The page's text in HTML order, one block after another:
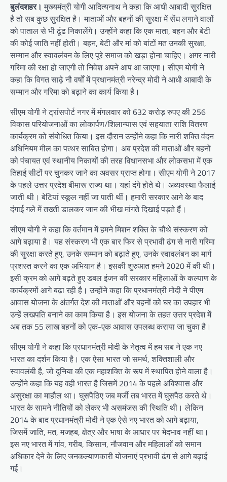
बुलंदशहर। मुख्यमंत्री योगी आदित्यनाथ ने कहा कि आधी आबादी सुरक्षित
है तो सब कुछ सुरक्षित है। माताओं और बहनों की सुरक्षा में सेंध लगाने वालों
को पाताल से भी ढूंढ निकालेंगे। उन्होंने कहा कि एक माता, बहन और बेटी
की कोई जाति नहीं होती। बहन, बेटी और मां को बांटों मत उनकी सुरक्षा,
सम्मान और स्वावलंबन के लिए पूरे समाज को खड़ा होना चाहिए। अगर नारी
गरिमा की रक्षा हो जाएगी तो निवेश अपने आप आ जाएगा। सीएम योगी ने
कहा कि विगत साढ़े नौ वर्षों में प्रधानमंत्री नरेन्द्र मोदी ने आधी आबादी के
सम्मान और गरिमा को बढ़ाने का कार्य किया है।
सीएम योगी ने ट्रांसपोर्ट नगर में मंगलवार को 632 करोड़ रुपए की 256
विकास परियोजनाओं का लोकार्पण/शिलान्यास एवं सहयाता राशि वितरण
कार्यक्रम को संबोधित किया। इस दौरान उन्होंने कहा कि नारी शक्ति वंदन
अधिनियम मील का पत्थर साबित होगा। अब प्रदेश की माताओं और बहनों
को पंचायत एवं स्थानीय निकायों की तरह विधानसभा और लोकसभा में एक
तिहाई सीटों पर चुनकर जाने का अवसर प्राप्त होगा। सीएम योगी ने 2017
के पहले उत्तर प्रदेश बीमारू राज्य था। यहां दंगे होते थे। अव्यवस्था फैलाई
जाती थी। बेटियां स्कूल नहीं जा पाती थीं। हमारी सरकार आने के बाद
दंगाई गले में तख्ती डालकर जान की भीख मांगते दिखाई पड़ते हैं।
सीएम योगी ने कहा कि वर्तमान में हमने मिशन शक्ति के चौथे संस्करण को
आगे बढ़ाया है। यह संस्करण भी एक बार फिर से प्रभावी ढंग से नारी गरिमा
की सुरक्षा करते हुए, उनके सम्मान को बढ़ाते हुए, उनके स्वावलंबन का मार्ग
प्रशस्त करने का एक अभियान है। इसकी शुरुआत हमने 2020 में की थी।
इसी क्रम को आगे बढ़ते हुए डबल इंजन की सरकार महिलाओं के कल्याण के
कार्यक्रमों आगे बढ़ा रही है। उन्होंने कहा कि प्रधानमंत्री मोदी ने पीएम
आवास योजना के अंतर्गत देश की माताओं और बहनों को घर का उपहार भी
उन्हें लखपति बनाने का काम किया है। इस योजना के तहत उत्तर प्रदेश में
अब तक 55 लाख बहनों को एक-एक आवास उपलब्ध कराया जा चुका है।
सीएम योगी ने कहा कि प्रधानमंत्री मोदी के नेतृत्व में हम सब ने एक नए
भारत का दर्शन किया है। एक ऐसा भारत जो समर्थ, शक्तिशाली और
स्वावलंबी है, जो दुनिया की एक महाशक्ति के रूप में स्थापित होने वाला है।
उन्होंने कहा कि यह वही भारत है जिसमें 2014 के पहले अविश्वास और
असुरक्षा का माहौल था। घुसपैठिए जब मर्जी तब भारत में घुसपैठ करते थे।
भारत के सामने नीतियों को लेकर भी असमंजस की स्थिति थी। लेकिन
2014 के बाद प्रधानमंत्री मोदी ने एक ऐसे नए भारत को आगे बढ़ाया,
जिसमें जाति, मत, मजहब, क्षेत्र और भाषा के आधार पर भेदभाव नहीं था।
इस नए भारत में गांव, गरीब, किसान, नौजवान और महिलाओं को समान
अधिकार देने के लिए जनकल्याणकारी योजनाएं प्रभावी ढंग से आगे बढ़ाई
गई।